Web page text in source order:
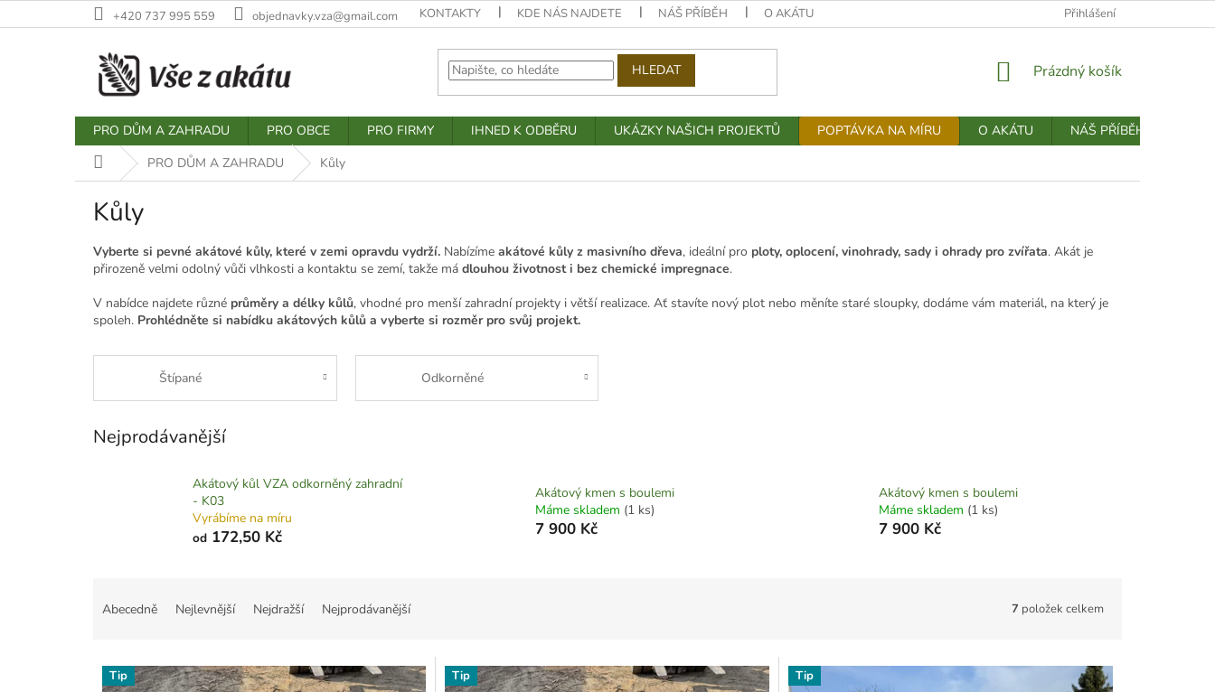
na
+420 737 995 559 objednavky.vza@gmail.com KONTAKTY KDE NÁS NAJDETE NÁŠ PŘÍBĚH O AKÁTU OBCHODNÍ PODMÍNKY
Přihlášení
HLEDAT
NÁKUPNÍ
Prázdný košík
PRO DŮM A ZAHRADU PRO OBCE PRO FIRMY IHNED K ODBĚRU UKÁZKY NAŠICH PROJEKTŮ POPTÁVKA NA MÍRU O AKÁTU NÁŠ PŘÍBĚH
Domů PRO DŮM A ZAHRADU Kůly
Kůly
Vyberte si pevné akátové kůly, které v zemi opravdu vydrží. Nabízíme akátové kůly z masivního dřeva, ideální pro ploty, oplocení, vinohrady, sady i ohrady pro zvířata. Akát je
přirozeně velmi odolný vůči vlhkosti a kontaktu se zemí, takže má dlouhou životnost i bez chemické impregnace.
V nabídce najdete různé průměry a délky kůlů, vhodné pro menší zahradní projekty i větší realizace. Ať stavíte nový plot nebo měníte staré sloupky, dodáme vám materiál, na který je
spoleh. Prohlédněte si nabídku akátových kůlů a vyberte si rozměr pro svůj projekt.
Štípané Odkorněné
Nejprodávanější
Akátový kůl VZA odkorněný zahradní
- K03
Vyrábíme na míru
od 172,50 Kč
Akátový kmen s boulemi
Máme skladem (1 ks)
7 900 Kč
Akátový kmen s boulemi
Máme skladem (1 ks)
7 900 Kč
Abecedně Nejlevnější Nejdražší Nejprodávanější 7 položek celkem
V Tip Tip Tip